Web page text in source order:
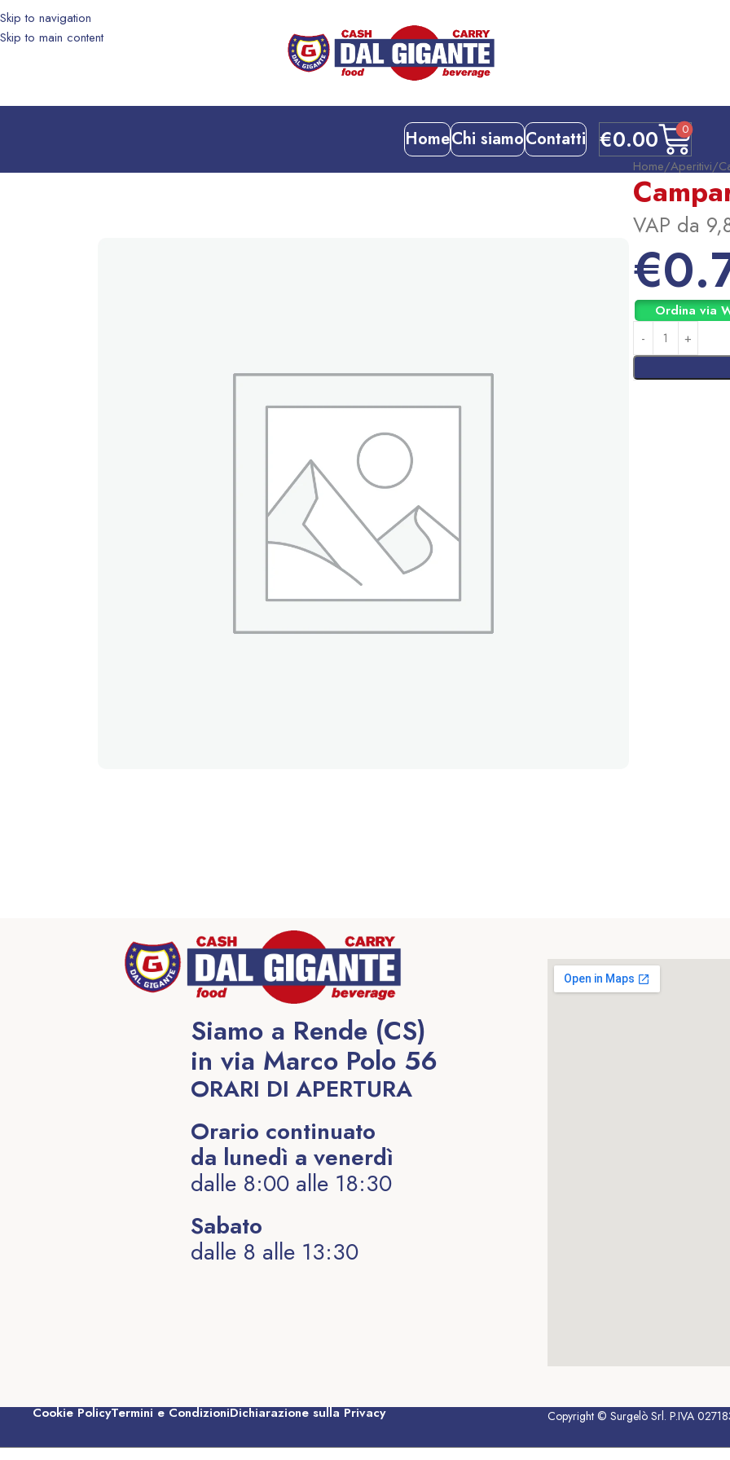
Skip to navigation
Skip to main content
€0.00 0
HomeChi siamoContatti
Home Aperitivi
VAP da
€
Ordina via
Siamo a Rende (CS)
in via Marco Polo 56
ORARI DI APERTURA
Orario continuato
da lunedì a venerdì
dalle 8:00 alle 18:30
Sabato
dalle 8 alle 13:30
Cookie PolicyTermini e CondizioniDichiarazione sulla Privacy Copyright © Surgelò Srl. P.IVA